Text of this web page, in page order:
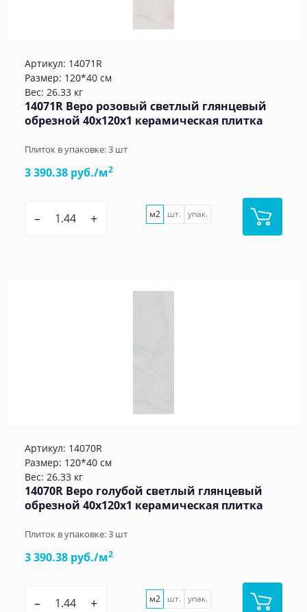
Артикул: 14071R
Размер: 120*40 см
Вес: 26.33 кг
14071R Веро розовый светлый глянцевый
обрезной 40x120x1 керамическая плитка
Плиток в упаковке:3 шт
3 390.38 руб./м2
– + м2 шт. упак.
Артикул: 14070R
Размер: 120*40 см
Вес: 26.33 кг
14070R Веро голубой светлый глянцевый
обрезной 40x120x1 керамическая плитка
Плиток в упаковке:3 шт
3 390.38 руб./м2
– + м2 шт. упак.